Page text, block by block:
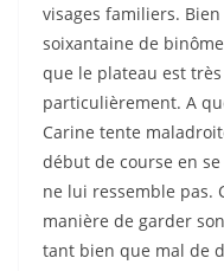
visages familiers.
soixantaine de
que le plateau est
particulièrement. A
Carine tente
début de course en
ne lui ressemble pas.
manière de garder
tant bien que mal de